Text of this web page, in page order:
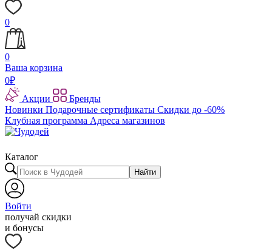
0
0
Ваша корзина
0₽
Акции
Бренды
Новинки Подарочные сертификаты Скидки до -60%
Клубная программа Адреса магазинов
Каталог
Найти
Войти
получай скидки
и бонусы